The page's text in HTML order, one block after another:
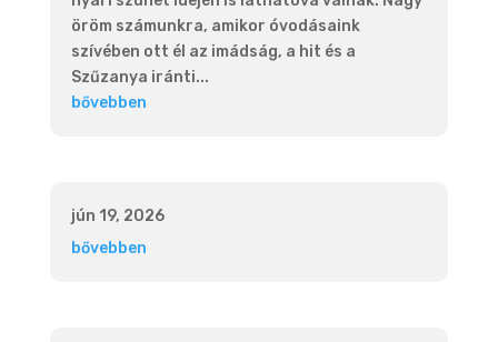
öröm számunkra, amikor óvodásaink
szívében ott él az imádság, a hit és a
Szűzanya iránti...
bővebben
jún 19, 2026
bővebben